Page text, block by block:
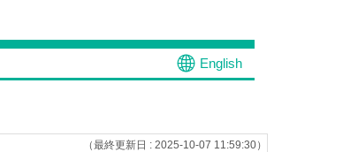
English
（最終更新日 : 2025-10-07 11:59:30）